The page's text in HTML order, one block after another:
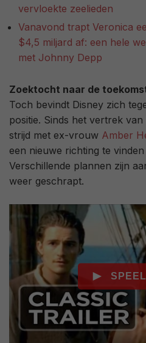
vervloekte zeelieden
Vanavond trapt Veronica
$4,5 miljard af: een hele
met Johnny Depp
Zoektocht naar de
Toch bevindt Disney zich
positie. Sinds het vertrek
strijd met ex-vrouw Amber
een nieuwe richting te
Verschillende plannen zijn
weer geschrapt.